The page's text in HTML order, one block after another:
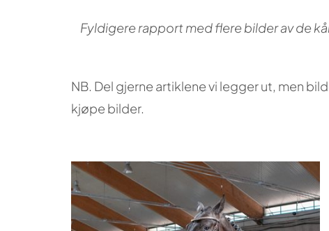
Fyldigere rapport med flere bilder av de
NB. Del gjerne artiklene vi legger ut, men
kjøpe bilder.